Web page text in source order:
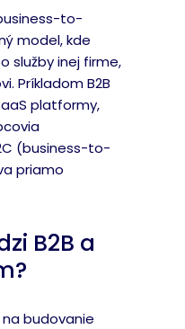
to-
model, kde
služby inej firme,
Príkladom B2B
platformy,
(business-to-
priamo
B2B a
budovanie